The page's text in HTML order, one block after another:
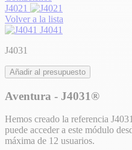
J4021
Volver a la lista
J4041
J4031
Añadir al presupuesto
Aventura - J4031®
Hemos creado la referencia
puede acceder a este módulo
máxima de 12 usuarios.